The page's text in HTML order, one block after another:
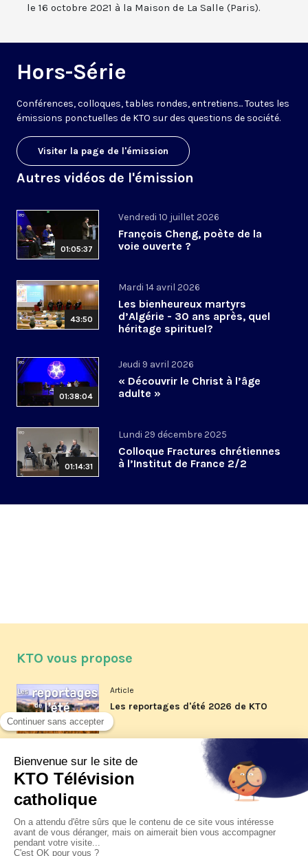
le 16 octobre 2021 à la Maison de La Salle (Paris).
Hors-Série
Conférences, colloques, tables rondes, entretiens... Toutes les
émissions ponctuelles de KTO sur des questions de société.
Visiter la page de l'émission
Autres vidéos de l'émission
01:05:37
Vendredi 10 juillet 2026
François Cheng, poète de la
voie ouverte ?
43:50
Mardi 14 avril 2026
Les bienheureux martyrs
d’Algérie - 30 ans après, quel
héritage spirituel?
01:38:04
Jeudi 9 avril 2026
« Découvrir le Christ à l’âge
adulte »
01:14:31
Lundi 29 décembre 2025
Colloque Fractures chrétiennes
à l’Institut de France 2/2
KTO vous propose
Article
Les reportages d'été 2026 de KTO
La visite pastorale du pape Léon
XIV à Assise à suivre sur KTO le
Article
Le pape en Uruguay, Argentine et